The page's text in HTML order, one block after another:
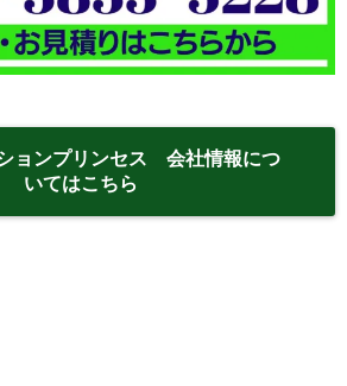
ョンプリンセス 会社情報につ
いてはこちら